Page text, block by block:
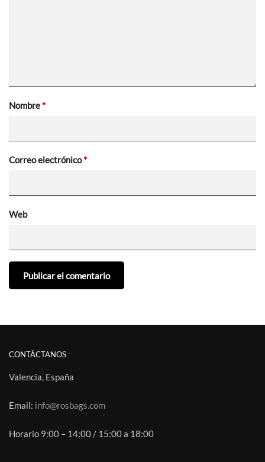
Nombre*
Correo electrónico*
Web
CONTÁCTANOS
Valencia, España
Email: info@rosbags.com
Horario 9:00 – 14:00 / 15:00 a 18:00